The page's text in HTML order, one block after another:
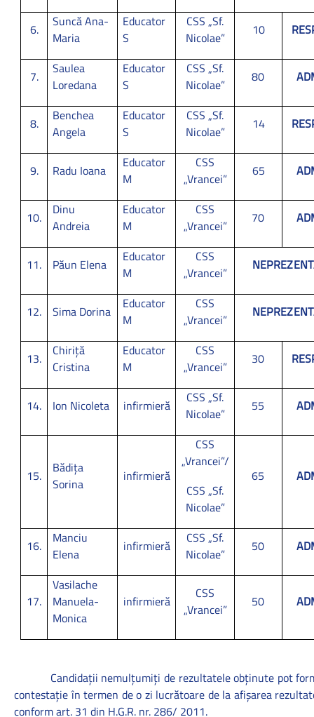
6.
Suncă Ana-
Maria
Educator
S
CSS „Sf.
Nicolae”
10
7.
Saulea
Loredana
Educator
S
CSS „Sf.
Nicolae”
80
8.
Benchea
Angela
Educator
S
CSS „Sf.
Nicolae”
14
9. Radu Ioana
Educator
M
CSS
„Vrancei”
65
10.
Dinu
Andreia
Educator
M
CSS
„Vrancei”
70
11. Păun Elena
Educator
M
CSS
„Vrancei”
12. Sima Dorina
Educator
M
CSS
„Vrancei”
13.
Chiriță
Cristina
Educator
M
CSS
„Vrancei”
30
14. Ion Nicoleta infirmieră
CSS „Sf.
Nicolae”
55
15.
Bădița
Sorina
infirmieră
CSS
„Vrancei”/
CSS „Sf.
Nicolae”
65
16.
Manciu
Elena
infirmieră
CSS „Sf.
Nicolae”
50
17.
Vasilache
Manuela-
Monica
infirmieră
CSS
„Vrancei”
50
Candidaţii nemulţumiţi de rezultatele obţinute pot
contestaţie în termen de o zi lucrătoare de la afişarea
conform art. 31 din H.G.R. nr. 286/ 2011.